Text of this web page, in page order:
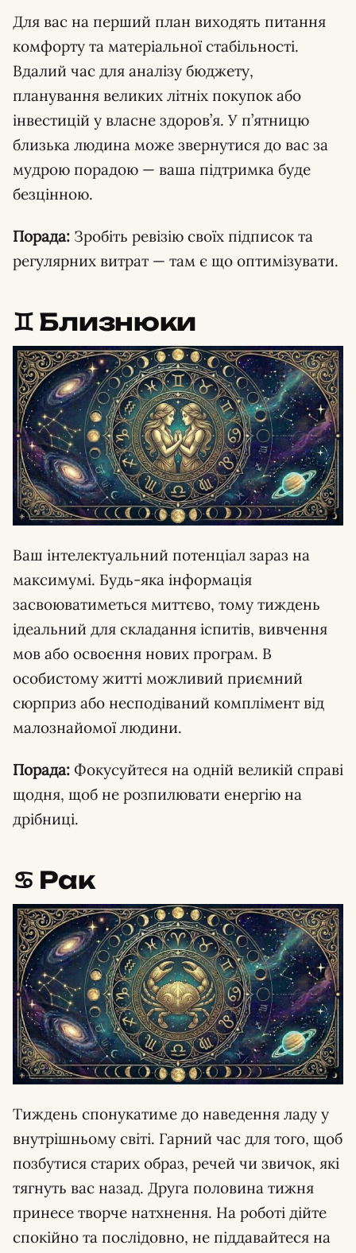
Для вас на перший план виходять питання
комфорту та матеріальної стабільності.
Вдалий час для аналізу бюджету,
планування великих літніх покупок або
інвестицій у власне здоров’я. У п’ятницю
близька людина може звернутися до вас за
мудрою порадою — ваша підтримка буде
безцінною.
Порада: Зробіть ревізію своїх підписок та
регулярних витрат — там є що оптимізувати.
♊️ Близнюки
Ваш інтелектуальний потенціал зараз на
максимумі. Будь-яка інформація
засвоюватиметься миттєво, тому тиждень
ідеальний для складання іспитів, вивчення
мов або освоєння нових програм. В
особистому житті можливий приємний
сюрприз або несподіваний комплімент від
малознайомої людини.
Порада: Фокусуйтеся на одній великій справі
щодня, щоб не розпилювати енергію на
дрібниці.
♋️ Рак
Тиждень спонукатиме до наведення ладу у
внутрішньому світі. Гарний час для того, щоб
позбутися старих образ, речей чи звичок, які
тягнуть вас назад. Друга половина тижня
принесе творче натхнення. На роботі дійте
спокійно та послідовно, не піддавайтеся на